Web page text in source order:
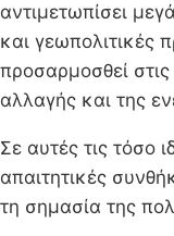
αντιμετωπίσει
και γεωπολιτικές
προσαρμοσθεί στις
αλλαγής και της
Σε αυτές τις τόσο
απαιτητικές
τη σημασία της